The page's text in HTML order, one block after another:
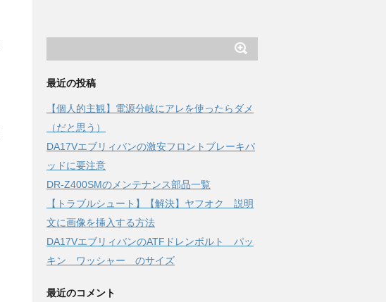
最近の投稿
【個人的主観】電源分岐にアレを使ったらダメ
（だと思う）
DA17Vエブリィバンの激安フロントブレーキパ
ッドに要注意
DR-Z400SMのメンテナンス部品一覧
【トラブルシュート】【解決】ヤフオク 説明
文に画像を挿入する方法
DA17VエブリィバンのATFドレンボルト パッ
キン ワッシャー のサイズ
最近のコメント